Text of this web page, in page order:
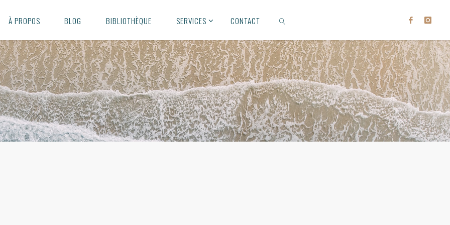
À PROPOS BLOG BIBLIOTHÈQUE SERVICES CONTACT
RECHERCHE